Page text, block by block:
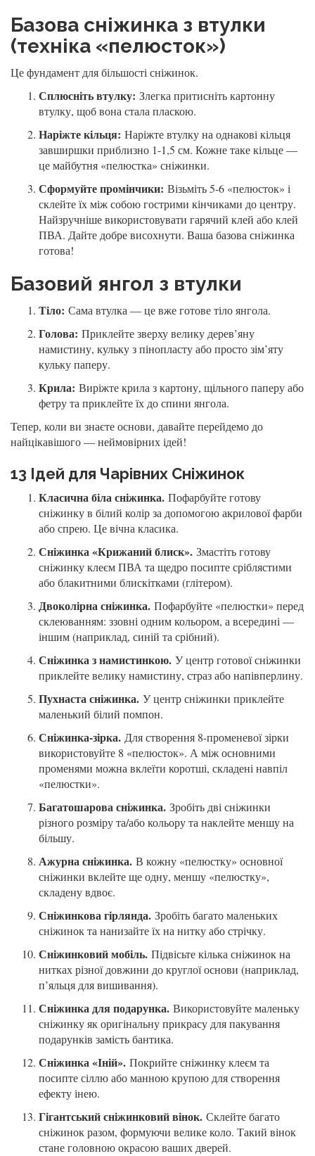
Базова сніжинка з втулки
(техніка «пелюсток»)
Це фундамент для більшості сніжинок.
Сплюсніть втулку: Злегка притисніть картонну
втулку, щоб вона стала пласкою.
Наріжте кільця: Наріжте втулку на однакові кільця
завширшки приблизно 1-1,5 см. Кожне таке кільце —
це майбутня «пелюстка» сніжинки.
Сформуйте промінчики: Візьміть 5-6 «пелюсток» і
склейте їх між собою гострими кінчиками до центру.
Найзручніше використовувати гарячий клей або клей
ПВА. Дайте добре висохнути. Ваша базова сніжинка
готова!
Базовий янгол з втулки
Тіло: Сама втулка — це вже готове тіло янгола.
Голова: Приклейте зверху велику дерев’яну
намистину, кульку з пінопласту або просто зім’яту
кульку паперу.
Крила: Виріжте крила з картону, щільного паперу або
фетру та приклейте їх до спини янгола.
Тепер, коли ви знаєте основи, давайте перейдемо до
найцікавішого — неймовірних ідей!
13 Ідей для Чарівних Сніжинок
Класична біла сніжинка. Пофарбуйте готову
сніжинку в білий колір за допомогою акрилової фарби
або спрею. Це вічна класика.
Сніжинка «Крижаний блиск». Змастіть готову
сніжинку клеєм ПВА та щедро посипте сріблястими
або блакитними блискітками (глітером).
Двоколірна сніжинка. Пофарбуйте «пелюстки» перед
склеюванням: ззовні одним кольором, а всередині —
іншим (наприклад, синій та срібний).
Сніжинка з намистинкою. У центр готової сніжинки
приклейте велику намистину, страз або напівперлину.
Пухнаста сніжинка. У центр сніжинки приклейте
маленький білий помпон.
Сніжинка-зірка. Для створення 8-променевої зірки
використовуйте 8 «пелюсток». А між основними
променями можна вклеїти коротші, складені навпіл
«пелюстки».
Багатошарова сніжинка. Зробіть дві сніжинки
різного розміру та/або кольору та наклейте меншу на
більшу.
Ажурна сніжинка. В кожну «пелюстку» основної
сніжинки вклейте ще одну, меншу «пелюстку»,
складену вдвоє.
Сніжинкова гірлянда. Зробіть багато маленьких
сніжинок та нанизайте їх на нитку або стрічку.
Сніжинковий мобіль. Підвісьте кілька сніжинок на
нитках різної довжини до круглої основи (наприклад,
п’яльця для вишивання).
Сніжинка для подарунка. Використовуйте маленьку
сніжинку як оригінальну прикрасу для пакування
подарунків замість бантика.
Сніжинка «Іній». Покрийте сніжинку клеєм та
посипте сіллю або манною крупою для створення
ефекту інею.
Гігантський сніжинковий вінок. Склейте багато
сніжинок разом, формуючи велике коло. Такий вінок
стане головною окрасою ваших дверей.